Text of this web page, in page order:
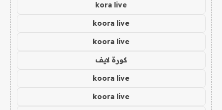
kora live
koora live
koora live
كورة لايف
koora live
koora live